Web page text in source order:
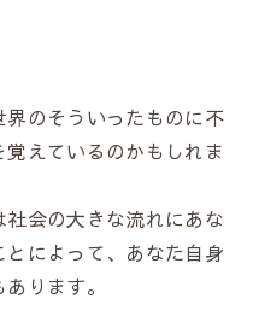
のそういったものに不
えているのかもしれま
会の大きな流れにあな
によって、あなた自身
ります。